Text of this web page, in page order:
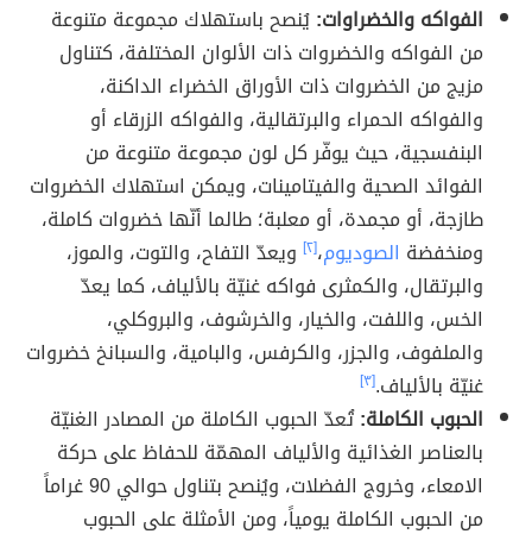
الفواكه والخضراوات:يُنصح باستهلاك مجموعة متنوعة
من الفواكه والخضروات ذات الألوان المختلفة، كتناول
مزيج من الخضروات ذات الأوراق الخضراء الداكنة،
والفواكه الحمراء والبرتقالية، والفواكه الزرقاء أو
البنفسجية، حيث يوفّر كل لون مجموعة متنوعة من
الفوائد الصحية والفيتامينات، ويمكن استهلاك الخضروات
طازجة، أو مجمدة، أو معلبة؛ طالما أنّها خضروات كاملة،
ومنخفضة الصوديوم،[٢] ويعدّ التفاح، والتوت، والموز،
والبرتقال، والكمثرى فواكه غنيّة بالألياف، كما يعدّ
الخس، واللفت، والخيار، والخرشوف، والبروكلي،
والملفوف، والجزر، والكرفس، والبامية، والسبانخ خضروات
غنيّة بالألياف.[٣]
الحبوب الكاملة:تُعدّ الحبوب الكاملة من المصادر الغنيّة
بالعناصر الغذائية والألياف المهمّة للحفاظ على حركة
الامعاء، وخروج الفضلات، ويُنصح بتناول حوالي 90 غراماً
من الحبوب الكاملة يومياً، ومن الأمثلة على الحبوب